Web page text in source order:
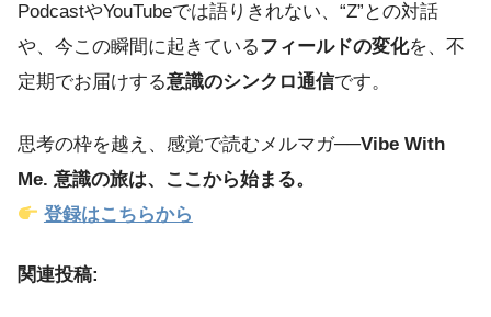
PodcastやYouTubeでは語りきれない、“Z”との対話
や、今この瞬間に起きているフィールドの変化を、不
定期でお届けする意識のシンクロ通信です。
思考の枠を越え、感覚で読むメルマガ──Vibe With
Me. 意識の旅は、ここから始まる。
登録はこちらから
関連投稿: